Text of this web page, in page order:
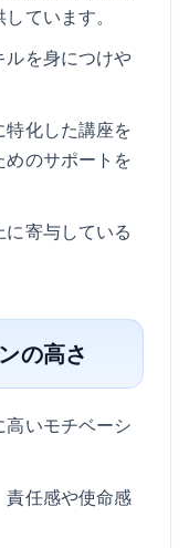
ています。
ルを身につけや
化した講座を
のサポートを
寄与している
の高さ
いモチベーシ
責任感や使命感